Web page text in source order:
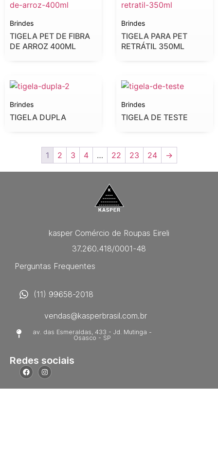
Brindes
TIGELA PET DE FIBRA
DE ARROZ 400ML
Brindes
TIGELA PARA PET
RETRÁTIL 350ML
Brindes
TIGELA DUPLA
Brindes
TIGELA DE TESTE
1 2 3 4 … 22 23 24 →
kasper Comércio de Roupas Eireli
37.260.418/0001-48
Perguntas Frequentes
(11) 99658-2018
vendas@kasperbrasil.com.br
av. das Esmeraldas, 433 - Jd. Mutinga -
Osasco - SP
Redes sociais